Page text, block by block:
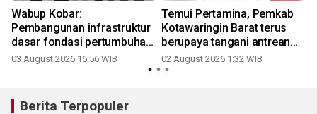
Wabup Kobar:
Pembangunan infrastruktur
dasar fondasi pertumbuhan
ekonomi
03 August 2026 16:56 WIB
Temui Pertamina, Pemkab
Kotawaringin Barat terus
berupaya tangani antrean
BBM sesuai kewenangan
02 August 2026 1:32 WIB
Berita Terpopuler